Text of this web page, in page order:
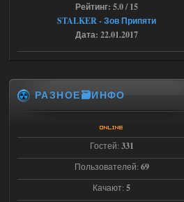
Доступно только для пользователей
STCoP WP 3.4
Stalker-Mods-Clan-su
Рейтинг: 5.0 / 15
STALKER - Зов Припяти
Дата: 22.01.2017
РАЗНОЕ🗃️ИНФО
Гостей: 331
Пользователей: 69
Качают: 5